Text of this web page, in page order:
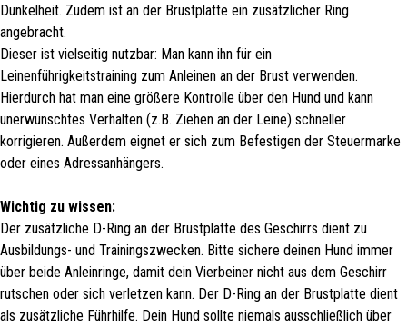
Dunkelheit. Zudem ist an der Brustplatte ein zusätzlicher Ring
angebracht.
Dieser ist vielseitig nutzbar: Man kann ihn für ein
Leinenführigkeitstraining zum Anleinen an der Brust verwenden.
Hierdurch hat man eine größere Kontrolle über den Hund und kann
unerwünschtes Verhalten (z.B. Ziehen an der Leine) schneller
korrigieren. Außerdem eignet er sich zum Befestigen der Steuermarke
oder eines Adressanhängers.
Wichtig zu wissen:
Der zusätzliche D-Ring an der Brustplatte des Geschirrs dient zu
Ausbildungs- und Trainingszwecken. Bitte sichere deinen Hund immer
über beide Anleinringe, damit dein Vierbeiner nicht aus dem Geschirr
rutschen oder sich verletzen kann. Der D-Ring an der Brustplatte dient
als zusätzliche Führhilfe. Dein Hund sollte niemals ausschließlich über